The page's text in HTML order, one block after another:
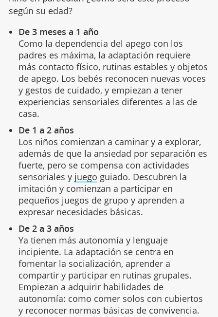
según su edad?
De 3 meses a 1 año
Como la dependencia del apego con los
padres es máxima, la adaptación requiere
más contacto físico, rutinas estables y objetos
de apego. Los bebés reconocen nuevas voces
y gestos de cuidado, y empiezan a tener
experiencias sensoriales diferentes a las de
casa.
De 1 a 2 años
Los niños comienzan a caminar y a explorar,
además de que la ansiedad por separación es
fuerte, pero se compensa con actividades
sensoriales y juego guiado. Descubren la
imitación y comienzan a participar en
pequeños juegos de grupo y aprenden a
expresar necesidades básicas.
De 2 a 3 años
Ya tienen más autonomía y lenguaje
incipiente. La adaptación se centra en
fomentar la socialización, aprender a
compartir y participar en rutinas grupales.
Empiezan a adquirir habilidades de
autonomía: como comer solos con cubiertos
y reconocer normas básicas de convivencia.